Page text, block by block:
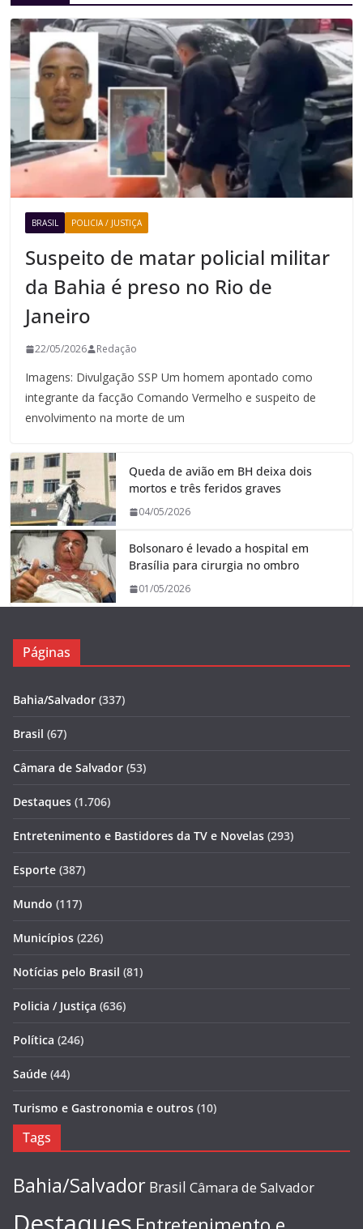
BRASIL POLICIA / JUSTIÇA
Suspeito de matar policial militar
da Bahia é preso no Rio de
Janeiro
22/05/2026 Redação
Imagens: Divulgação SSP Um homem apontado como
integrante da facção Comando Vermelho e suspeito de
envolvimento na morte de um
Queda de avião em BH deixa dois
mortos e três feridos graves
04/05/2026
Bolsonaro é levado a hospital em
Brasília para cirurgia no ombro
01/05/2026
Páginas
Bahia/Salvador (337)
Brasil (67)
Câmara de Salvador (53)
Destaques (1.706)
Entretenimento e Bastidores da TV e Novelas (293)
Esporte (387)
Mundo (117)
Municípios (226)
Notícias pelo Brasil (81)
Policia / Justiça (636)
Política (246)
Saúde (44)
Turismo e Gastronomia e outros (10)
Tags
Bahia/Salvador Brasil Câmara de Salvador